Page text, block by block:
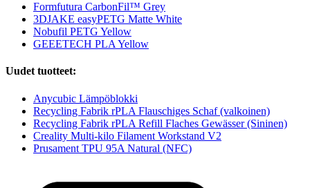
Formfutura CarbonFil™ Grey
3DJAKE easyPETG Matte White
Nobufil PETG Yellow
GEEETECH PLA Yellow
Uudet tuotteet:
Anycubic Lämpöblokki
Recycling Fabrik rPLA Flauschiges Schaf (valkoinen)
Recycling Fabrik rPLA Refill Flaches Gewässer (Sininen)
Creality Multi-kilo Filament Workstand V2
Prusament TPU 95A Natural (NFC)